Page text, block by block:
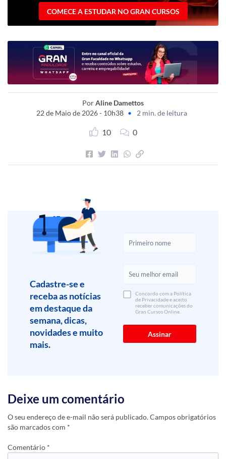
COMECE A ESTUDAR NO GRAN CURSOS
PorAline Damettos
22 de Maio de 2026 - 10h38 • 2 min. de leitura
10 0
Cadastre-se e
receba as notícias
em destaque da
semana, dicas,
novidades e muito
mais.
Concordo com a Política
de Privacidade e aceito
receber comunicações do
Gran Cursos Online.
Deixe um comentário
O seu endereço de e-mail não será publicado.Campos obrigatórios
são marcados com *
Comentário *